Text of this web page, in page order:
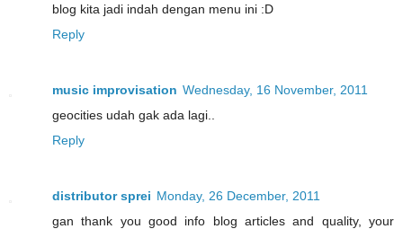
blog kita jadi indah dengan menu ini :D
Reply
music improvisation Wednesday, 16 November, 2011
geocities udah gak ada lagi..
Reply
distributor sprei Monday, 26 December, 2011
gan thank you good info blog articles and quality, your